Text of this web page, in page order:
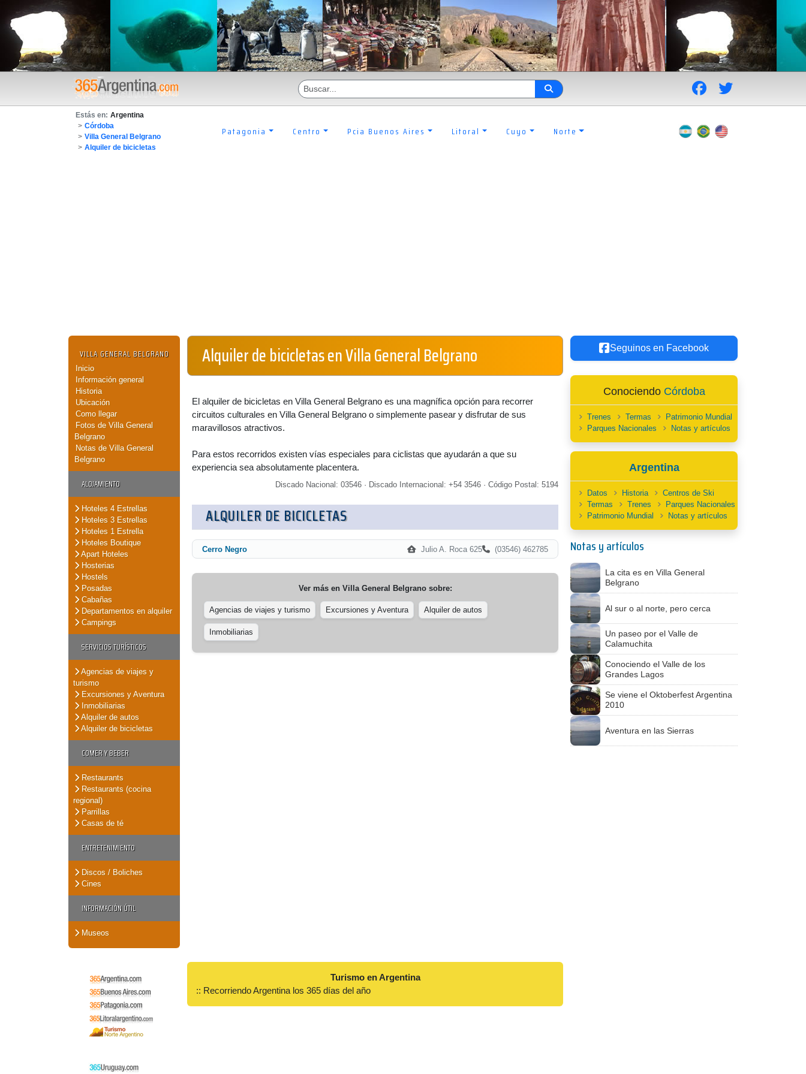
Estás en: Argentina
> Córdoba
> Villa General Belgrano
> Alquiler de bicicletas
Patagonia Centro Pcia Buenos Aires Litoral Cuyo Norte
VILLA GENERAL BELGRANO
Inicio
Información general
Historia
Ubicación
Como llegar
Fotos de Villa General
Belgrano
Notas de Villa General
Belgrano
ALOJAMIENTO
Hoteles 4 Estrellas
Hoteles 3 Estrellas
Hoteles 1 Estrella
Hoteles Boutique
Apart Hoteles
Hosterias
Hostels
Posadas
Cabañas
Departamentos en alquiler
Campings
SERVICIOS TURÍSTICOS
Agencias de viajes y
turismo
Excursiones y Aventura
Inmobiliarias
Alquiler de autos
Alquiler de bicicletas
COMER Y BEBER
Restaurants
Restaurants (cocina
regional)
Parrillas
Casas de té
ENTRETENIMIENTO
Discos / Boliches
Cines
INFORMACIÓN ÚTIL
Museos
Alquiler de bicicletas en Villa General Belgrano
El alquiler de bicicletas en Villa General Belgrano es una magnífica opción para recorrer
circuitos culturales en Villa General Belgrano o simplemente pasear y disfrutar de sus
maravillosos atractivos.
Para estos recorridos existen vías especiales para ciclistas que ayudarán a que su
experiencia sea absolutamente placentera.
Discado Nacional: 03546 · Discado Internacional: +54 3546 · Código Postal: 5194
ALQUILER DE BICICLETAS
Cerro Negro Julio A. Roca 625 (03546) 462785
Ver más en Villa General Belgranosobre:
Agencias de viajes y turismo Excursiones y Aventura Alquiler de autos
Inmobiliarias
Turismo en Argentina
:: Recorriendo Argentina los 365 días del año
Seguinos en Facebook
Conociendo Córdoba
Trenes Termas
Patrimonio Mundial
Parques Nacionales
Notas y artículos
Argentina
Datos Historia
Centros de Ski
Termas
Trenes
Parques Nacionales
Patrimonio Mundial
Notas y artículos
Notas y artículos
La cita es en Villa General
Belgrano
Al sur o al norte, pero cerca
Un paseo por el Valle de
Calamuchita
Conociendo el Valle de los
Grandes Lagos
Se viene el Oktoberfest Argentina
2010
Aventura en las Sierras